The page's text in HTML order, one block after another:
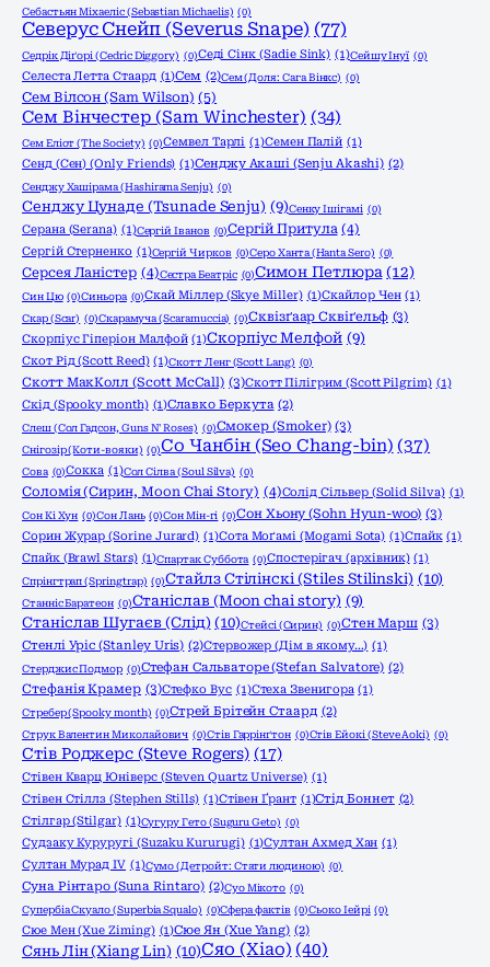
Себастьян Міхаеліс (Sebastian Michaelis) (0)
Северус Снейп (Severus Snape) (77)
Седрік Діґорі (Cedric Diggory) (0)Седі Сінк (Sadie Sink) (1)Сейшу Інуї (0)
Селеста Летта Стаард (1)Сем (2)Сем (Доля: Сага Вінкс) (0)
Сем Вілсон (Sam Wilson) (5)
Сем Вінчестер (Sam Winchester) (34)
Сем Еліот (The Society) (0)Семвел Тарлі (1)Семен Палій (1)
Сенд (Сен) (Only Friends) (1)Сенджу Акаші (Senju Akashi) (2)
Сенджу Хашірама (Hashirama Senju) (0)
Сенджу Цунаде (Tsunade Senju) (9)Сенку Ішігамі (0)
Серана (Serana) (1)Сергій Іванов (0)Сергій Притула (4)
Сергій Стерненко (1)Сергій Чирков (0)Серо Ханта (Hanta Sero) (0)
Серсея Ланістер (4)Сестра Беатріс (0)Симон Петлюра (12)
Син Цю (0)Синьора (0)Скай Міллер (Skye Miller) (1)Скайлор Чен (1)
Скар (Scar) (0)Скарамуча (Scaramuccia) (0)Сквізґаар Сквіґельф (3)
Скорпіус Гіперіон Малфой (1)Скорпіус Мелфой (9)
Скот Рід (Scott Reed) (1)Скотт Ленг (Scott Lang) (0)
Скотт МакКолл (Scott McCall) (3)Скотт Пілігрим (Scott Pilgrim) (1)
Скід (Spooky month) (1)Славко Беркута (2)
Слеш (Сол Гадсон, Guns N' Roses) (0)Смокер (Smoker) (3)
Снігозір (Коти-вояки) (0)Со Чанбін (Seo Chang-bin) (37)
Сова (0)Сокка (1)Сол Сілва (Soul Silva) (0)
Соломія (Сирин, Moon Chai Story) (4)Солід Сільвер (Solid Silva) (1)
Сон Кі Хун (0)Сон Лань (0)Сон Мін-гі (0)Сон Хьону (Sohn Hyun-woo) (3)
Сорин Журар (Sorine Jurard) (1)Сота Моґамі (Mogami Sota) (1)Спайк (1)
Спайк (Brawl Stars) (1)Спартак Суббота (0)Спостерігач (архівник) (1)
Спрінгтрап (Springtrap) (0)Стайлз Стілінскі (Stiles Stilinski) (10)
Станніс Баратеон (0)Станіслав (Moon chai story) (9)
Станіслав Шугаєв (Слід) (10)Стейсі (Сирин) (0)Стен Марш (3)
Стенлі Уріс (Stanley Uris) (2)Стервожер (Дім в якому…) (1)
Стерджис Подмор (0)Стефан Сальваторе (Stefan Salvatore) (2)
Стефанія Крамер (3)Стефко Вус (1)Стеха Звенигора (1)
Стребер (Spooky month) (0)Стрей Брітейн Стаард (2)
Струк Валентин Миколайович (0)Стів Гаррінґтон (0)Стів Ейокі (Steve Aoki) (0)
Стів Роджерс (Steve Rogers) (17)
Стівен Кварц Юніверс (Steven Quartz Universe) (1)
Стівен Стіллз (Stephen Stills) (1)Стівен Ґрант (1)Стід Боннет (2)
Стілгар (Stilgar) (1)Сугуру Гето (Suguru Geto) (0)
Судзаку Куруругі (Suzaku Kururugi) (1)Султан Ахмед Хан (1)
Султан Мурад IV (1)Сумо (Детройт: Стати людиною) (0)
Суна Рінтаро (Suna Rintaro) (2)Суо Мікото (0)
Супербіа Скуало (Superbia Squalo) (0)Сфера фактів (0)Сьоко Іейрі (0)
Сюе Мен (Xue Ziming) (1)Сюе Ян (Xue Yang) (2)
Сянь Лін (Xiang Lin) (10)Сяо (Xiao) (40)